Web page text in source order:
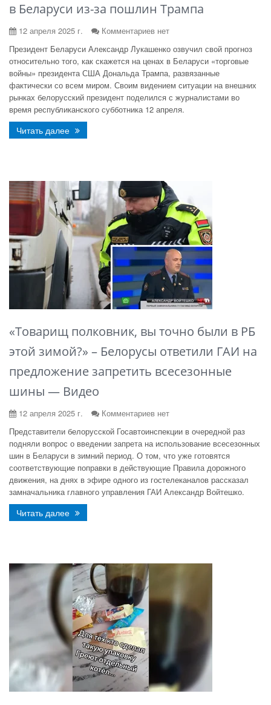
в Беларуси из-за пошлин Трампа
12 апреля 2025 г.
Комментариев нет
Президент Беларуси Александр Лукашенко озвучил свой прогноз
относительно того, как скажется на ценах в Беларуси «торговые
войны» президента США Дональда Трампа, развязанные
фактически со всем миром. Своим видением ситуации на внешних
рынках белорусский президент поделился с журналистами во
время республиканского субботника 12 апреля.
Читать далее
«Товарищ полковник, вы точно были в РБ
этой зимой?» – Белорусы ответили ГАИ на
предложение запретить всесезонные
шины — Видео
12 апреля 2025 г.
Комментариев нет
Представители белорусской Госавтоинспекции в очередной раз
подняли вопрос о введении запрета на использование всесезонных
шин в Беларуси в зимний период. О том, что уже готовятся
соответствующие поправки в действующие Правила дорожного
движения, на днях в эфире одного из гостелеканалов рассказал
замначальника главного управления ГАИ Александр Войтешко.
Читать далее